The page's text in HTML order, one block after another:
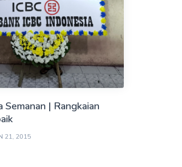
Semanan | Rangkaian
21, 2015